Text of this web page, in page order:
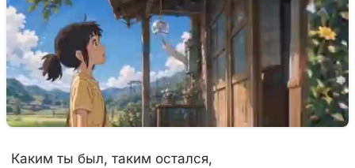
Каким ты был, таким остался,